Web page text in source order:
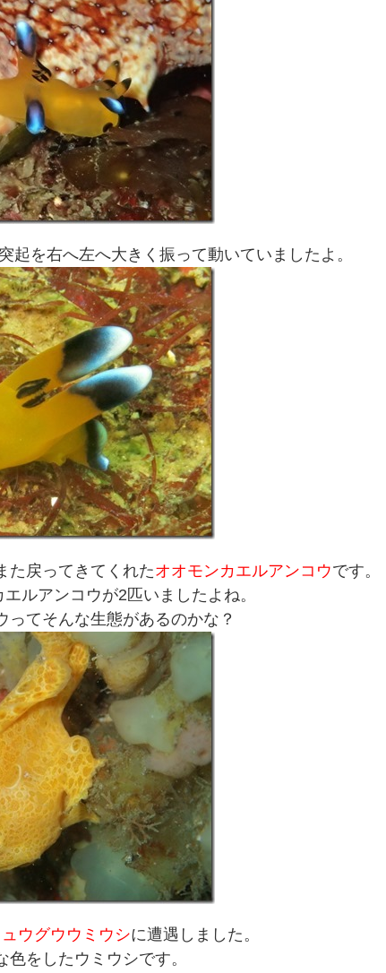
起を右へ左へ大きく振って動いていましたよ。
た戻ってきてくれたオオモンカエルアンコウです。
ルアンコウが2匹いましたよね。
ってそんな生態があるのかな？
ウグウウミウシに遭遇しました。
色をしたウミウシです。